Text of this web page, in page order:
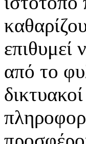
επιθυμεί
από το